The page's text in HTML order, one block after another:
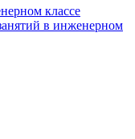
классе
в инженерном